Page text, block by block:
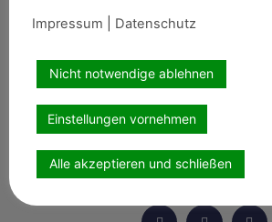
8er-Team
Kontakt
Wir sind auch auf
Impressum
Datenschutz
Nicht notwendige ablehnen
Einstellungen vornehmen
Alle akzeptieren und schließen